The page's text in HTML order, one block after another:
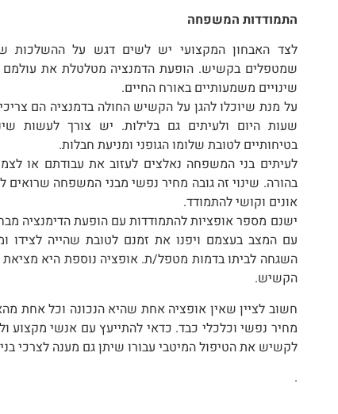
התמודדות המשפחה
לצד האבחון המקצועי יש לשים דגש על ההשלכות
שמטפלים בקשיש. הופעת הדמנציה מטלטלת את
שינויים משמעותיים באורח החיים.
על מנת שיוכלו להגן על הקשיש החולה בדמנציה הם
שעות היום ולעיתים גם בלילות. יש צורך לעשות
בטיחותיים לטובת שלומו הגופני ומניעת חבלות.
לעיתים בני המשפחה נאלצים לעזוב את עבודתם או
בהורה. שינוי זה גובה מחיר נפשי מבני המשפחה שרואים
אונים וקושי להתמודד.
ישנם מספר אופציות להתמודדות עם הופעת הדימנציה
עם המצב בעצמם ויפנו את זמנם לטובת שהייה לצידו
השגחה לביתו בדמות מטפל/ת. אופציה נוספת היא מציאת
הקשיש.
חשוב לציין שאין אופציה אחת שהיא הנכונה וכל אחת
מחיר נפשי וכלכלי כבד. כדאי להתייעץ עם אנשי מקצוע
לקשיש את הטיפול המיטבי עבורו שיתן גם מענה לצרכי
.